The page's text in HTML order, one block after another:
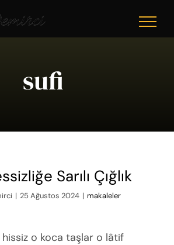
sufi
Sarılı Çığlık
| 25 Ağustos 2024 | makaleler
hissiz o koca taşlar o lâtif